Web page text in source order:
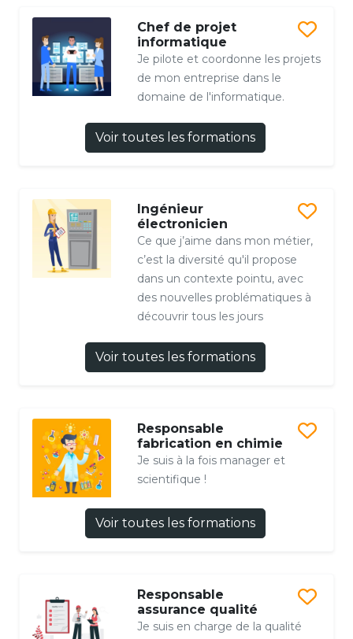
Chef de projet
informatique
Je pilote et coordonne les projets
de mon entreprise dans le
domaine de l'informatique.
Voir toutes les formations
Ingénieur
électronicien
Ce que j’aime dans mon métier,
c’est la diversité qu'il propose
dans un contexte pointu, avec
des nouvelles problématiques à
découvrir tous les jours
Voir toutes les formations
Responsable
fabrication en chimie
Je suis à la fois manager et
scientifique !
Voir toutes les formations
Responsable
assurance qualité
Je suis en charge de la qualité